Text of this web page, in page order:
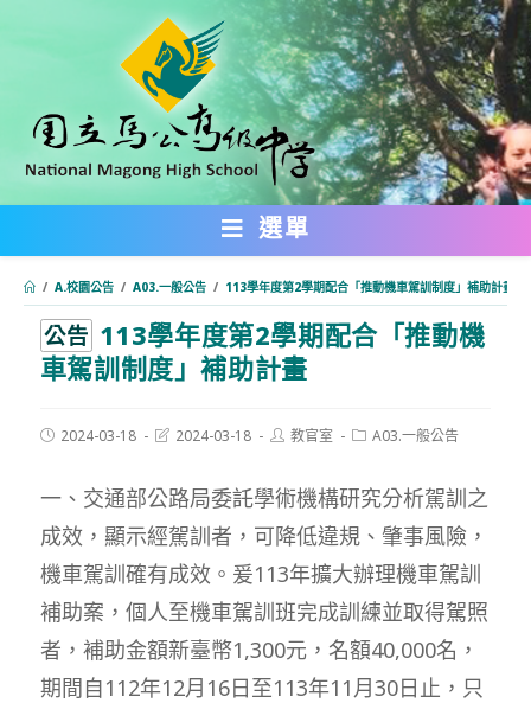
內
選單
/ A.校園公告 / A03.一般公告 / 113學年度第2學期配合「推動機車駕訓制度」補助計畫
公告 113學年度第2學期配合「推動機
車駕訓制度」補助計畫
Post2024-03-18
Post2024-03-18
Post教官室
PostA03.一般公告
一、交通部公路局委託學術機構研究分析駕訓之
成效，顯示經駕訓者，可降低違規、肇事風險，
機車駕訓確有成效。爰113年擴大辦理機車駕訓
補助案，個人至機車駕訓班完成訓練並取得駕照
者，補助金額新臺幣1,300元，名額40,000名，
期間自112年12月16日至113年11月30日止，只